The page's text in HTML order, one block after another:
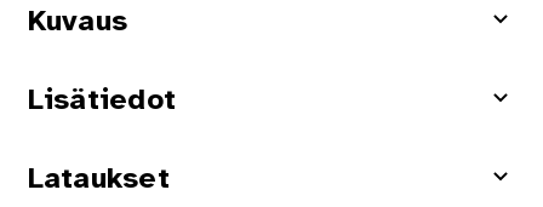
Kuvaus
Lisätiedot
Lataukset